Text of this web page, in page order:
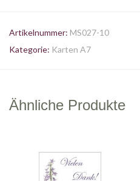
Artikelnummer: MS027-10
Kategorie: Karten A7
Ähnliche Produkte